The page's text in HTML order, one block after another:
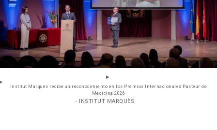
Institut Marquès recibe un reconocimiento en los Premios Internacionales Pasteur de
Medicina 2026
- INSTITUT MARQUÈS